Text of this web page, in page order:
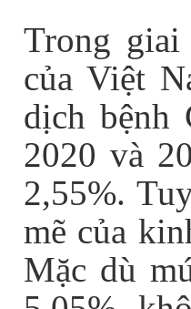
Trong
của Việt
dịch bệnh
2020 và
2,55%.
mẽ của
Mặc dù